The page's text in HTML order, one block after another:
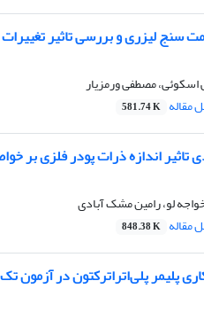
سنج لیزری و بررسی تاثیر
اسکوئی، مصطفی ورمزیار
مقاله 581.74 K
اندازه ذرات پودر فلزی بر
لو، رامین مشک آبادی
مقاله 848.38 K
پلیمر پلی‌اتراترکتون در آزمون